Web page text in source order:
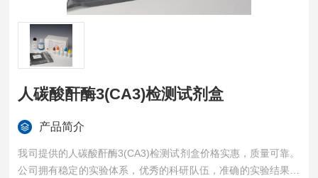
人碳酸酐酶3(CA3)检测试剂盒
产品简介
我司提供的人碳酸酐酶3(CA3)检测试剂盒价格实惠，质量可靠。
公司拥有稳定的实验体系，优秀的科研队伍，准确的实验结果，